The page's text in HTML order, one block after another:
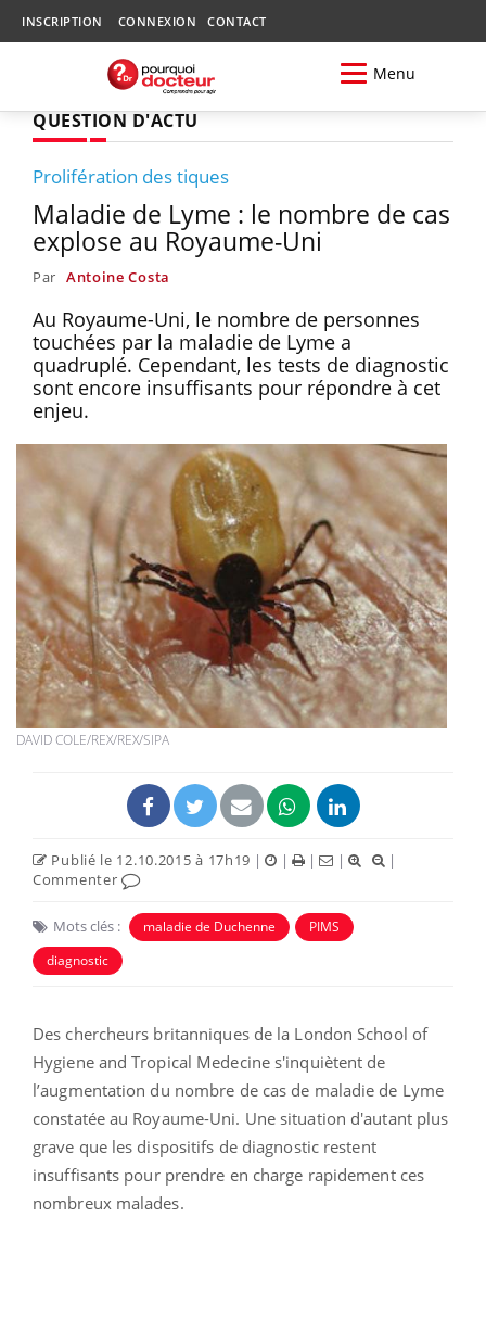
INSCRIPTION CONNEXION CONTACT
Menu
QUESTION D'ACTU
Prolifération des tiques
Maladie de Lyme : le nombre de cas
explose au Royaume-Uni
Par Antoine Costa
Au Royaume-Uni, le nombre de personnes
touchées par la maladie de Lyme a
quadruplé. Cependant, les tests de diagnostic
sont encore insuffisants pour répondre à cet
enjeu.
DAVID COLE/REX/REX/SIPA
Publié le 12.10.2015 à 17h19 | | | |
|
Commenter
Mots clés : maladie de Duchenne
PIMS
diagnostic
Des chercheurs britanniques de la London School of
Hygiene and Tropical Medecine s'inquiètent de
l’augmentation du nombre de cas de maladie de Lyme
constatée au Royaume-Uni. Une situation d'autant plus
grave que les dispositifs de diagnostic restent
insuffisants pour prendre en charge rapidement ces
nombreux malades.